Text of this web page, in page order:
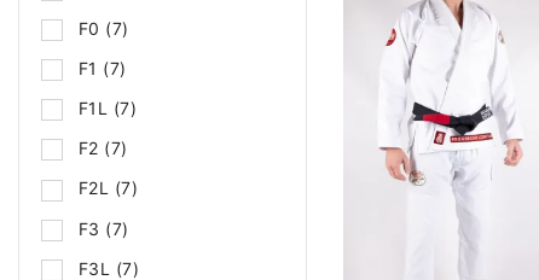
F0 (7)
F1 (7)
F1L (7)
F2 (7)
F2L (7)
F3 (7)
F3L (7)